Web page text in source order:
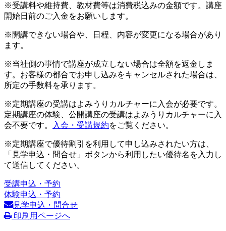
※受講料や維持費、教材費等は消費税込みの金額です。講座
開始日前のご入金をお願いします。
※開講できない場合や、日程、内容が変更になる場合があり
ます。
※当社側の事情で講座が成立しない場合は全額を返金しま
す。お客様の都合でお申し込みをキャンセルされた場合は、
所定の手数料を承ります。
※定期講座の受講はよみうりカルチャーに入会が必要です。
定期講座の体験、公開講座の受講はよみうりカルチャーに入
会不要です。
入会・受講規約をご覧ください。
※定期講座で優待割引を利用して申し込みされたい方は、
「見学申込・問合せ」ボタンから利用したい優待名を入力し
て送信してください。
受講申込・予約
体験申込・予約
見学申込・問合せ
印刷用ページへ